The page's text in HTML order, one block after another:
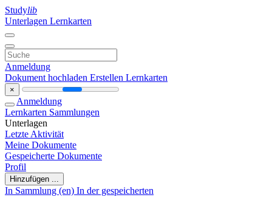
Studylib
Unterlagen Lernkarten
Anmeldung
Dokument hochladen Erstellen Lernkarten
×
Anmeldung
Lernkarten Sammlungen
Unterlagen
Letzte Aktivität
Meine Dokumente
Gespeicherte Dokumente
Profil
Hinzufügen ...
In Sammlung (en) In der gespeicherten